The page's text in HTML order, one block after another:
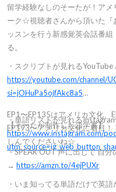
留学経験なしのそーたが！ア
ーク☆視聴者さんから頂いた『
ッスンを行う新感覚英会話番
る。
EP1〜EP135はアメリカ文化、
EP193〜アメリカ文化に着目
しんでくださいね☆
・スクリプトが見れる
https://youtube.com/channel/
si=jOHuPa5ojfAkc8a5
・単語リストが見れる
https://www.instagram.com/
【そーたが制作した語学書】
・SPEAK OUT 声に出して 自
→ https://amzn.to/4ejPUXr
・いま知ってる単語だけで英